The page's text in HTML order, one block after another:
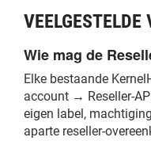
VEELGESTELDE
Wie mag de
Elke bestaande
account → Reseller-
eigen label,
aparte reseller-